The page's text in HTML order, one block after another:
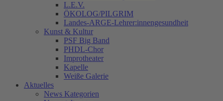
L.E.V.
ÖKOLOG/PILGRIM
Landes-ARGE-Lehrer:innengesundheit
Kunst & Kultur
PSF Big Band
PHDL-Chor
Improtheater
Kapelle
Weiße Galerie
Aktuelles
News Kategorien